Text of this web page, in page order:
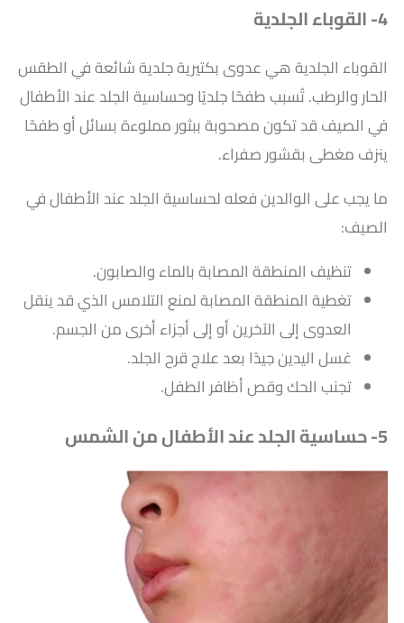
4- القوباء الجلدية
القوباء الجلدية هي عدوى بكتيرية جلدية شائعة في الطقس
الحار والرطب. تُسبب طفحًا جلديًا وحساسية الجلد عند الأطفال
في الصيف​ قد تكون مصحوبة ببثور مملوءة بسائل أو طفحًا
ينزف مغطى بقشور صفراء.
ما يجب على الوالدين فعله لحساسية الجلد عند الأطفال في
الصيف:
تنظيف المنطقة المصابة بالماء والصابون.
تغطية المنطقة المصابة لمنع التلامس الذي قد ينقل
العدوى إلى الآخرين أو إلى أجزاء أخرى من الجسم.
غسل اليدين جيدًا بعد علاج قرح الجلد.
تجنب الحك وقص أظافر الطفل.
5- حساسية الجلد عند الأطفال من الشمس​